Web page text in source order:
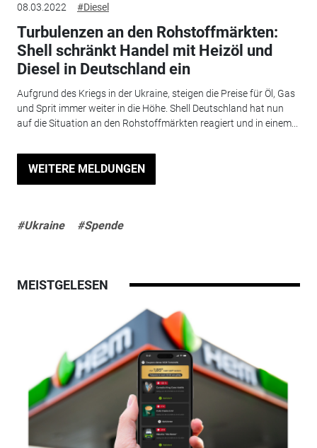
08.03.2022 #Diesel
Turbulenzen an den Rohstoffmärkten:
Shell schränkt Handel mit Heizöl und
Diesel in Deutschland ein
Aufgrund des Kriegs in der Ukraine, steigen die Preise für Öl, Gas
und Sprit immer weiter in die Höhe. Shell Deutschland hat nun
auf die Situation an den Rohstoffmärkten reagiert und in einem...
WEITERE MELDUNGEN
#Ukraine #Spende
MEISTGELESEN